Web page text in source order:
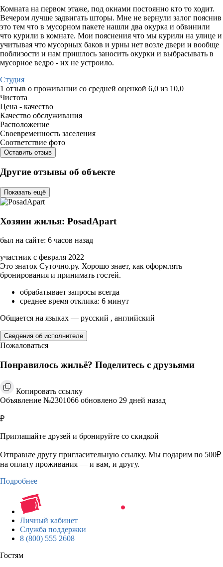
Комната на первом этаже, под окнами постоянно кто то ходит.
Вечером лучше задвигать шторы. Мне не вернули залог пояснив
это тем что в мусорном пакете нашли два окурка и обвинили
что курили в комнате. Мои пояснения что мы курили на улице и
учитывая что мусорных баков и урны нет возле двери и вообще
поблизости и нам пришлось заносить окурки и выбрасывать в
мусорное ведро - их не устроило.
Студия
1 отзыв о проживании со средней оценкой 6,0 из 10,0
Чистота
Цена - качество
Качество обслуживания
Расположение
Своевременность заселения
Соответствие фото
Оставить отзыв
Другие отзывы об объекте
Показать ещё
Хозяин жилья: PosadApart
был на сайте: 6 часов назад
участник с февраля 2022
Это знаток Суточно.ру. Хорошо знает, как оформлять
бронирования и принимать гостей.
обрабатывает запросы всегда
среднее время отклика: 6 минут
Общается на языках — русский , английский
Сведения об исполнителе
Пожаловаться
Понравилось жильё? Поделитесь с друзьями
Копировать ссылку
Объявление №2301066 обновлено 29 дней назад
₽
Приглашайте друзей и бронируйте со скидкой
Отправьте другу пригласительную ссылку. Мы подарим по 500₽
на оплату проживания — и вам, и другу.
Подробнее
Личный кабинет
Служба поддержки
8 (800) 555 2608
Гостям